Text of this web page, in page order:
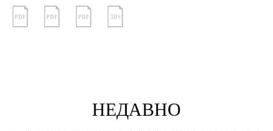
PDF PDF PDF 3DS
НЕДАВНО